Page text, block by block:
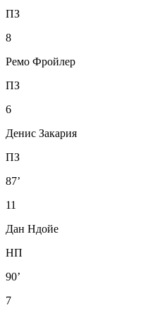
ПЗ
8
Ремо Фройлер
ПЗ
6
Денис Закария
ПЗ
87’
11
Дан Ндойе
НП
90’
7